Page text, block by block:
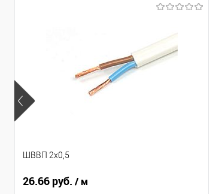
ШВВП 2х0,5
26.66 руб. / м